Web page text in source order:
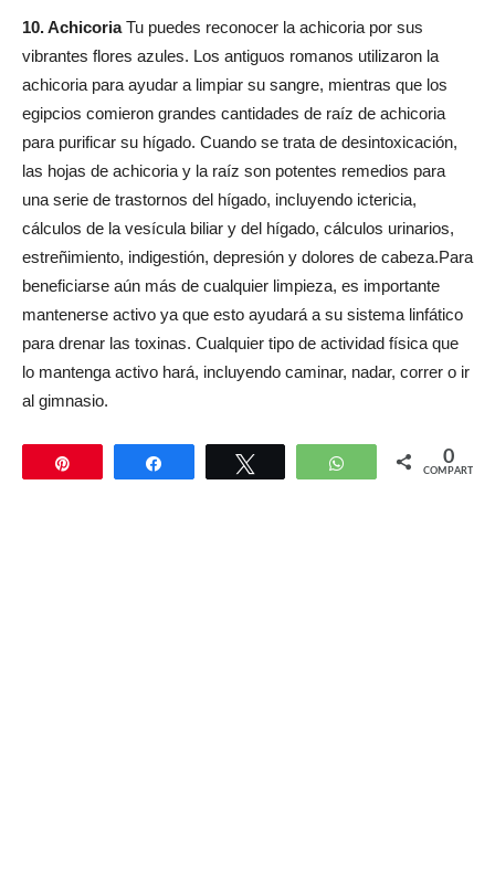
10. AchicoriaTu puedes reconocer la achicoria por sus
vibrantes flores azules. Los antiguos romanos utilizaron la
achicoria para ayudar a limpiar su sangre, mientras que los
egipcios comieron grandes cantidades de raíz de achicoria
para purificar su hígado. Cuando se trata de desintoxicación,
las hojas de achicoria y la raíz son potentes remedios para
una serie de trastornos del hígado, incluyendo ictericia,
cálculos de la vesícula biliar y del hígado, cálculos urinarios,
estreñimiento, indigestión, depresión y dolores de cabeza.Para
beneficiarse aún más de cualquier limpieza, es importante
mantenerse activo ya que esto ayudará a su sistema linfático
para drenar las toxinas. Cualquier tipo de actividad física que
lo mantenga activo hará, incluyendo caminar, nadar, correr o ir
al gimnasio.
Compartir WhatsApp 0
COMPARTIR